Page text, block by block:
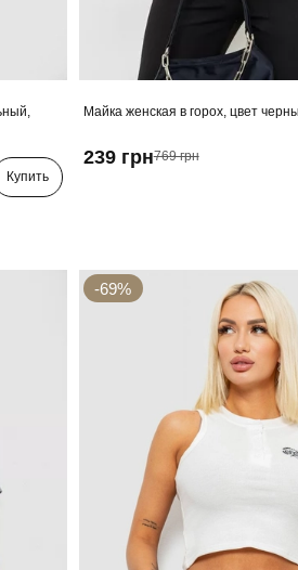
Купить
Майка женская в горох, цвет
239 грн769 грн
-69%